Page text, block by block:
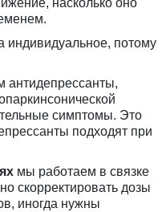
насколько оно
потому
антидепрессанты,
симптомы. Это
подходят при
мы работаем в связке
скорректировать дозы
иногда нужны